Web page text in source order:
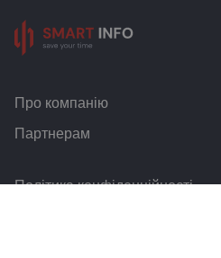
Про компанію
Партнерам
Політика конфіденційності